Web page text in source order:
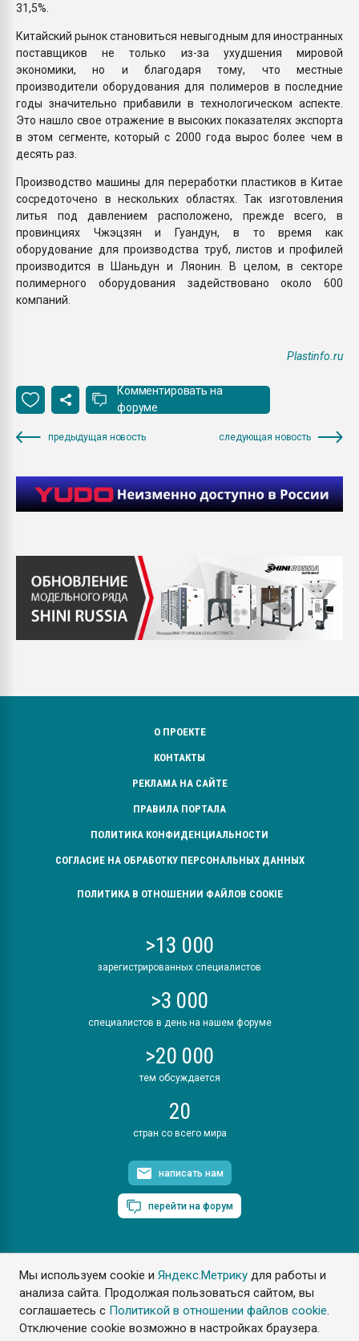
Мы используем cookie иЯндекс.Метрику для работы и
анализа сайта. Продолжая пользоваться сайтом, вы
соглашаетесь с Политикой в отношении файлов cookie.
Отключение cookie возможно в настройках браузера.
31,5%.
Китайский рынок становиться невыгодным для иностранных
поставщиков не только из-за ухудшения мировой
экономики, но и благодаря тому, что местные
производители оборудования для полимеров в последние
годы значительно прибавили в технологическом аспекте.
Это нашло свое отражение в высоких показателях экспорта
в этом сегменте, который с 2000 года вырос более чем в
десять раз.
Производство машины для переработки пластиков в Китае
сосредоточено в нескольких областях. Так изготовления
литья под давлением расположено, прежде всего, в
провинциях Чжэцзян и Гуандун, в то время как
оборудование для производства труб, листов и профилей
производится в Шаньдун и Ляонин. В целом, в секторе
полимерного оборудования задействовано около 600
компаний.
Plastinfo.ru
Комментировать на
форуме
предыдущая новость следующая новость
О ПРОЕКТЕ
КОНТАКТЫ
РЕКЛАМА НА САЙТЕ
ПРАВИЛА ПОРТАЛА
ПОЛИТИКА КОНФИДЕНЦИАЛЬНОСТИ
СОГЛАСИЕ НА ОБРАБОТКУ ПЕРСОНАЛЬНЫХ ДАННЫХ
ПОЛИТИКА В ОТНОШЕНИИ ФАЙЛОВ COOKIE
>13 000
зарегистрированных специалистов
>3 000
специалистов в день на нашем форуме
>20 000
тем обсуждается
20
стран со всего мира
написать нам
перейти на форум
ПластЭксперт © 2006. Все права защищены
Разрешается копирование материалов сайта с обязательной
ссылкой на www.e-plastic.ru
Разработка сайта